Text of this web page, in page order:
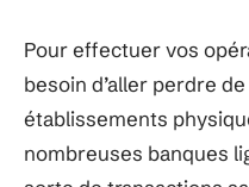
Pour effectuer vos
besoin d’aller perdre
établissements
nombreuses banques